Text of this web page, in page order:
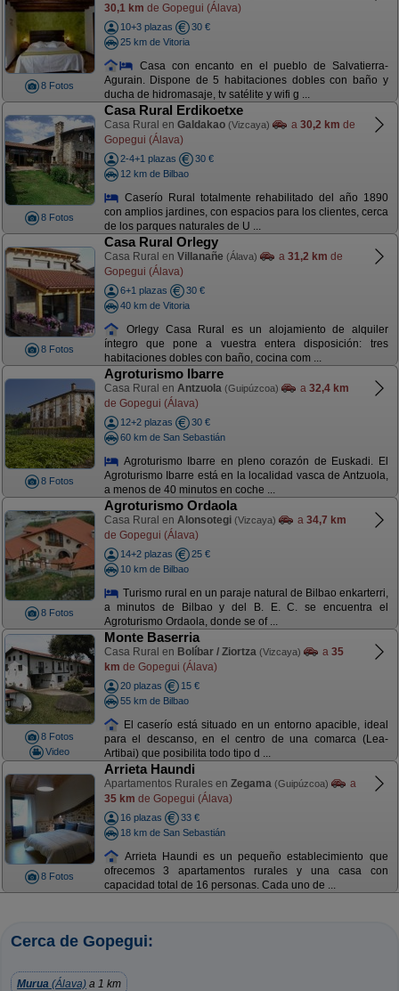
8 Fotos
30,1 km de Gopegui (Álava)
10+3 plazas
30 €
25 km de Vitoria
Casa con encanto en el pueblo de Salvatierra-
Agurain. Dispone de 5 habitaciones dobles con baño y
ducha de hidromasaje, tv satélite y wifi g ...
8 Fotos
Casa Rural Erdikoetxe
Casa Rural en Galdakao (Vizcaya) a 30,2 km de
Gopegui (Álava)
2-4+1 plazas
30 €
12 km de Bilbao
Caserío Rural totalmente rehabilitado del año 1890
con amplios jardines, con espacios para los clientes, cerca
de los parques naturales de U ...
8 Fotos
Casa Rural Orlegy
Casa Rural en Villanañe (Álava) a 31,2 km de
Gopegui (Álava)
6+1 plazas
30 €
40 km de Vitoria
Orlegy Casa Rural es un alojamiento de alquiler
íntegro que pone a vuestra entera disposición: tres
habitaciones dobles con baño, cocina com ...
8 Fotos
Agroturismo Ibarre
Casa Rural en Antzuola (Guipúzcoa) a 32,4 km
de Gopegui (Álava)
12+2 plazas
30 €
60 km de San Sebastián
Agroturismo Ibarre en pleno corazón de Euskadi. El
Agroturismo Ibarre está en la localidad vasca de Antzuola,
a menos de 40 minutos en coche ...
8 Fotos
Agroturismo Ordaola
Casa Rural en Alonsotegi (Vizcaya) a 34,7 km
de Gopegui (Álava)
14+2 plazas
25 €
10 km de Bilbao
Turismo rural en un paraje natural de Bilbao enkarterri,
a minutos de Bilbao y del B. E. C. se encuentra el
Agroturismo Ordaola, donde se of ...
8 Fotos
Video
Monte Baserria
Casa Rural en Bolíbar / Ziortza (Vizcaya) a 35
km de Gopegui (Álava)
20 plazas
15 €
55 km de Bilbao
El caserío está situado en un entorno apacible, ideal
para el descanso, en el centro de una comarca (Lea-
Artibai) que posibilita todo tipo d ...
8 Fotos
Arrieta Haundi
Apartamentos Rurales en Zegama (Guipúzcoa)
a
35 km de Gopegui (Álava)
16 plazas
33 €
18 km de San Sebastián
Arrieta Haundi es un pequeño establecimiento que
ofrecemos 3 apartamentos rurales y una casa con
capacidad total de 16 personas. Cada uno de ...
Cerca de Gopegui:
Murua (Álava) a 1 km